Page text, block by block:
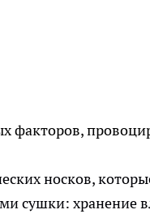
факторов,
носков,
сушки: хранение